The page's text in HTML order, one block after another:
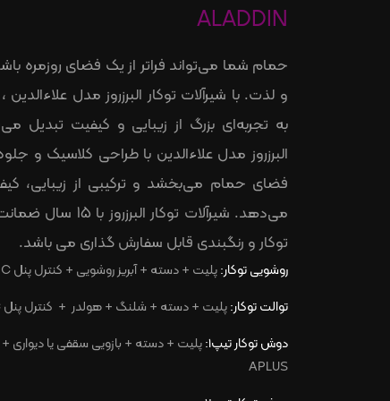
ALADDIN
حمام شما می‌تواند فراتر از یک فضای روزمره
و لذت. با شیرآلات توکار البرزروز مدل
به تجربه‌ای بزرگ از زیبایی و کیفیت تبدیل
البرزروز مدل علاءالدین با طراحی کلاسیک و
فضای حمام می‌بخشد و ترکیبی از زیبایی،
می‌دهد. شیرآلات توکار
توکار و رنگبندی قابل سفارش گذاری می باشد.
روشویی توکار:پلیت + دسته + آبریز روشویی + کنترل پنلC
توالت توکار:پلیت + دسته + شلنگ + هولدر + کنترل پنل
دوش توکار تیپ1: پلیت + دسته + بازویی سقفی یا
APLUS